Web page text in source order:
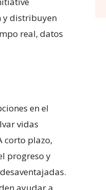
y distribuyen
real, datos
en el
vidas
corto plazo,
progreso y